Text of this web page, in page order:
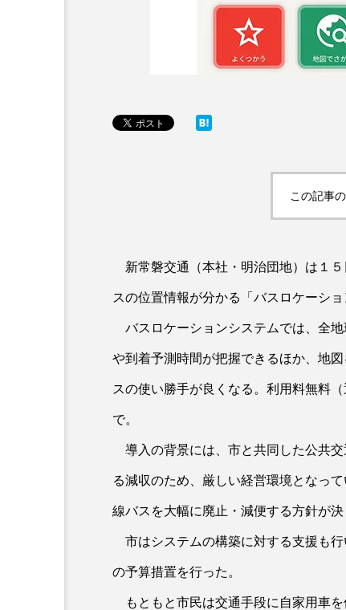
この記事
新常磐交通（本社・明治団地）は１
スの位置情報が分かる「バスロケーシ
バスロケーションシステムでは、全
や到着予測時間が把握できるほか、地
スの使い勝手が良くなる。利用料無料
で。
導入の背景には、市と共同した公共
る減収のため、厳しい経営環境となっ
線バスを大幅に廃止・減便する方針が
市はシステムの構築に対する支援も
の予算措置を行った。
もともと市民は交通手段に自家用車を